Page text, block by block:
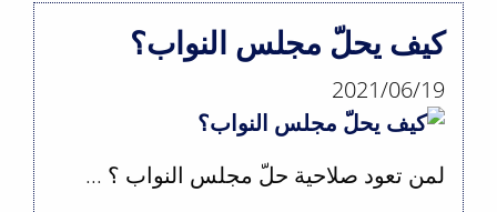
التظاهر
وقانون
العمل
كيف يحلّ مجلس النواب؟
2021/06/19
لمن تعود صلاحية حلّ مجلس النواب ؟ ...